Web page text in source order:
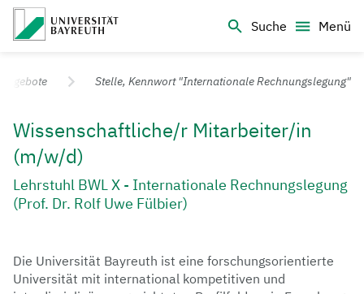
Suche
Menü
Universität Bayreuth – Deine Top-Campus-Uni
Stelle, Kennwort "Internationale Rechnungslegung"
Wissenschaftliche/r Mitarbeiter/in
(m/w/d)
Lehrstuhl BWL X - Internationale Rechnungslegung
(Prof. Dr. Rolf Uwe Fülbier)
Die Universität Bayreuth ist eine forschungsorientierte
Universität mit international kompetitiven und